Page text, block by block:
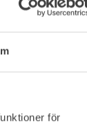
för